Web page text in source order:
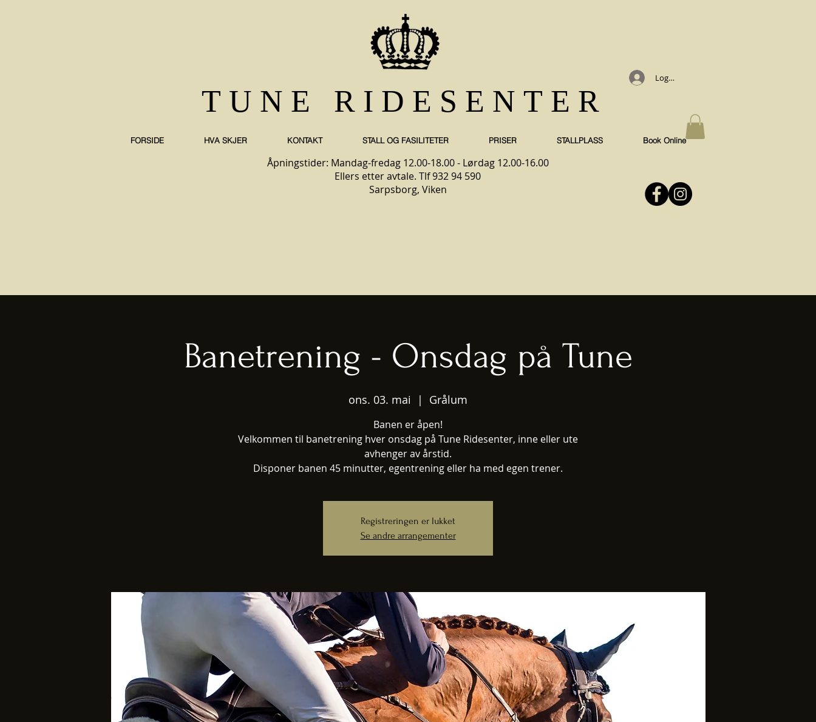
TUNE RIDESENTER
Logg inn
FORSIDE HVA SKJER KONTAKT STALL OG FASILITETER PRISER STALLPLASS Book Online
Åpningstider: Mandag-fredag 12.00-18.00 - Lørdag 12.00-16.00
Ellers etter avtale. Tlf 932 94 590
Sarpsborg, Viken
Banetrening - Onsdag på Tune
ons. 03. mai
  |
Grålum
Banen er åpen!
Velkommen til banetrening hver onsdag på Tune Ridesenter, inne eller ute
avhenger av årstid.
Disponer banen 45 minutter, egentrening eller ha med egen trener.
Registreringen er lukket
Se andre arrangementer